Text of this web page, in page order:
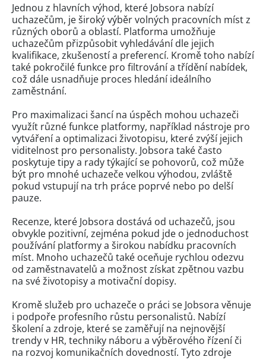
Jednou z hlavních výhod, které Jobsora nabízí
uchazečům, je široký výběr volných pracovních míst z
různých oborů a oblastí. Platforma umožňuje
uchazečům přizpůsobit vyhledávání dle jejich
kvalifikace, zkušeností a preferencí. Kromě toho nabízí
také pokročilé funkce pro filtrování a třídění nabídek,
což dále usnadňuje proces hledání ideálního
zaměstnání.
Pro maximalizaci šancí na úspěch mohou uchazeči
využít různé funkce platformy, například nástroje pro
vytváření a optimalizaci životopisu, které zvýší jejich
viditelnost pro personalisty. Jobsora také často
poskytuje tipy a rady týkající se pohovorů, což může
být pro mnohé uchazeče velkou výhodou, zvláště
pokud vstupují na trh práce poprvé nebo po delší
pauze.
Recenze, které Jobsora dostává od uchazečů, jsou
obvykle pozitivní, zejména pokud jde o jednoduchost
používání platformy a širokou nabídku pracovních
míst. Mnoho uchazečů také oceňuje rychlou odezvu
od zaměstnavatelů a možnost získat zpětnou vazbu
na své životopisy a motivační dopisy.
Kromě služeb pro uchazeče o práci se Jobsora věnuje
i podpoře profesního růstu personalistů. Nabízí
školení a zdroje, které se zaměřují na nejnovější
trendy v HR, techniky náboru a výběrového řízení či
na rozvoj komunikačních dovedností. Tyto zdroje